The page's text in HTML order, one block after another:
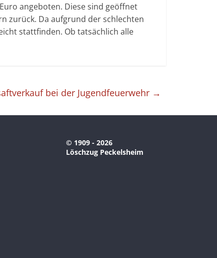
angeboten. Diese sind geöffnet
zurück. Da aufgrund der schlechten
stattfinden. Ob tatsächlich alle
bei der Jugendfeuerwehr →
© 1909 - 2026
Löschzug Peckelsheim